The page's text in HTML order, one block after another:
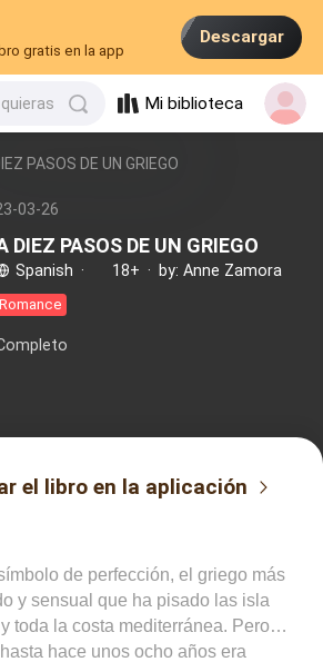
gratis en la app
Descargar
Mi biblioteca
PASOS DE UN GRIEGO
03-26
DIEZ PASOS DE UN GRIEGO
Spanish · 18+ · by: Anne Zamora
Romance
el libro en la aplicación
de perfección, el griego más
y sensual que ha pisado las isla
toda la costa mediterránea. Pero…
hace unos ocho años era